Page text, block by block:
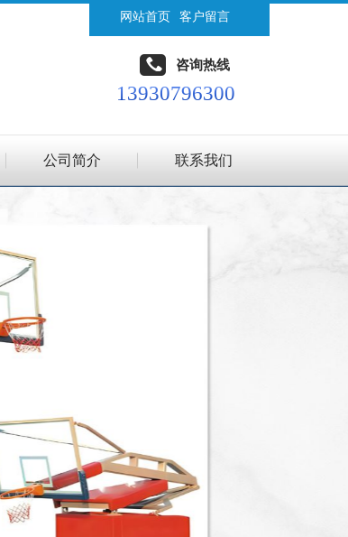
网站首页 客户留言
咨询热线
13930796300
公司简介 联系我们